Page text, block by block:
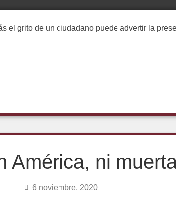
el grito de un ciudadano puede advertir la
América, ni
6 noviembre, 2020